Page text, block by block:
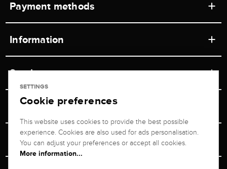
Payment methods
Information
Retail store
Shipping & Payment
Advisor
Service
Contact
Unsubscribe from newsletter
Returns service
Jeweler Brogle
About us
Company
Personal adviser
SETTINGS
Cookie preferences
This website uses cookies to provide the best possible
experience. Cookies are also used for ads personalisation.
You can adjust your preferences or accept all cookies.
More information...